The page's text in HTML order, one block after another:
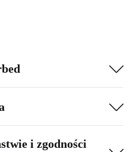
i zgodności